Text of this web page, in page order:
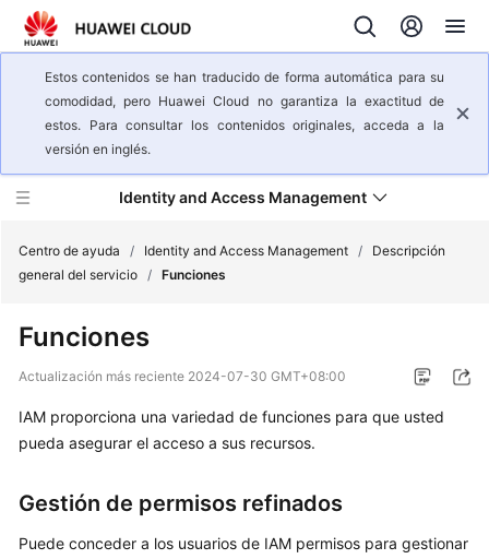
Estos contenidos se han traducido de forma automática para su
comodidad, pero Huawei Cloud no garantiza la exactitud de
estos. Para consultar los contenidos originales, acceda a la
versión en inglés.
Identity and Access Management
general
del
Infografías
¿Qué
es
IAM?
Centro de ayuda / Identity and Access Management /
Descripción
general del servicio / Funciones
Funciones
Actualización más reciente 2024-07-30 GMT+08:00
IAM proporciona una variedad de funciones para que usted
pueda asegurar el acceso a sus recursos.
Gestión de permisos refinados
Puede conceder a los usuarios de IAM permisos para gestionar